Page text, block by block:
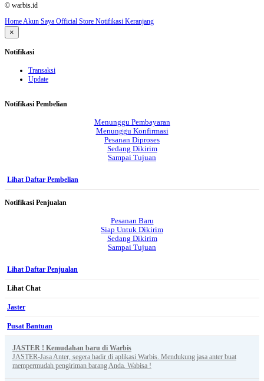
© warbis.id
Home Akun Saya Official Store Notifikasi Keranjang
×
Notifikasi
Transaksi
Update
Notifikasi Pembelian
Menunggu Pembayaran
Menunggu Konfirmasi
Pesanan Diproses
Sedang Dikirim
Sampai Tujuan
Lihat Daftar Pembelian
Notifikasi Penjualan
Pesanan Baru
Siap Untuk Dikirim
Sedang Dikirim
Sampai Tujuan
Lihat Daftar Penjualan
Lihat Chat
Jaster
Pusat Bantuan
JASTER ! Kemudahan baru di Warbis
JASTER-Jasa Anter, segera hadir di aplikasi Warbis. Mendukung jasa anter buat
mempermudah pengiriman barang Anda. Wabisa !